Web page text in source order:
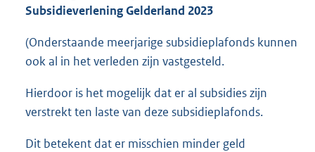
Subsidieverlening Gelderland 2023
(Onderstaande meerjarige subsidieplafonds kunnen
ook al in het verleden zijn vastgesteld.
Hierdoor is het mogelijk dat er al subsidies zijn
verstrekt ten laste van deze subsidieplafonds.
Dit betekent dat er misschien minder geld